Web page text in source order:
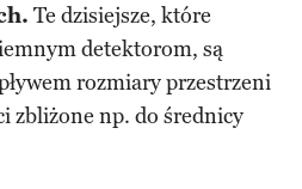
Te dzisiejsze, które
detektorom, są
rozmiary przestrzeni
zbliżone np. do średnicy